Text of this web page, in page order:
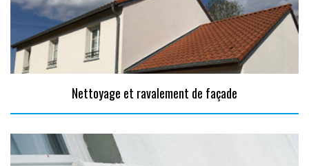
Nettoyage et ravalement de façade